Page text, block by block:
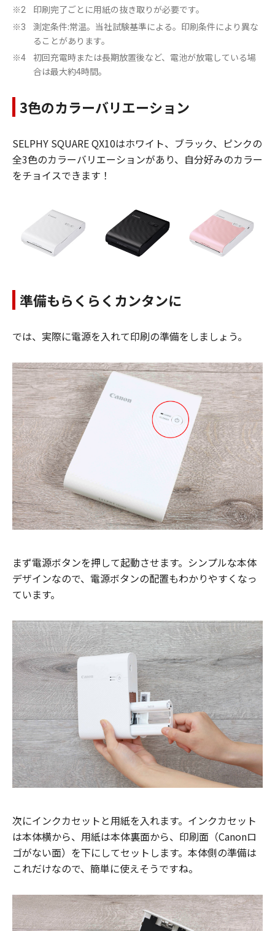
※2 印刷完了ごとに用紙の抜き取りが必要です。
※3
測定条件:常温。当社試験基準による。印刷条件により異な
ることがあります。
※4
初回充電時または長期放置後など、電池が放電している場
合は最大約4時間。
3色のカラーバリエーション
SELPHY SQUARE QX10はホワイト、ブラック、ピンクの
全3色のカラーバリエーションがあり、自分好みのカラー
をチョイスできます！
準備もらくらくカンタンに
では、実際に電源を入れて印刷の準備をしましょう。
まず電源ボタンを押して起動させます。シンプルな本体
デザインなので、電源ボタンの配置もわかりやすくなっ
ています。
次にインクカセットと用紙を入れます。インクカセット
は本体横から、用紙は本体裏面から、印刷面（Canonロ
ゴがない面）を下にしてセットします。本体側の準備は
これだけなので、簡単に使えそうですね。